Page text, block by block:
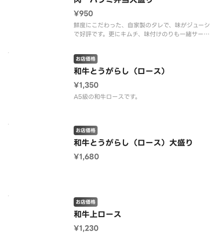
¥950
鮮度にこだわった、自家製のタレで、味がジューシ
で好評です。更にキムチ、味付けのりも一緒サービ
和牛とうがらし（ロース）
お店価格
¥1,350
A5級の和牛ロースです。
和牛とうがらし（ロース）大盛り
お店価格
¥1,680
和牛上ロース
お店価格
¥1,230